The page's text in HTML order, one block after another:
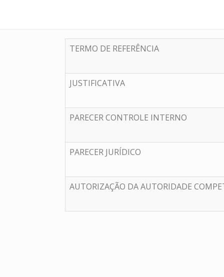
TERMO DE REFERÊNCIA
JUSTIFICATIVA
PARECER CONTROLE INTERNO
PARECER JURÍDICO
AUTORIZAÇÃO DA AUTORIDADE